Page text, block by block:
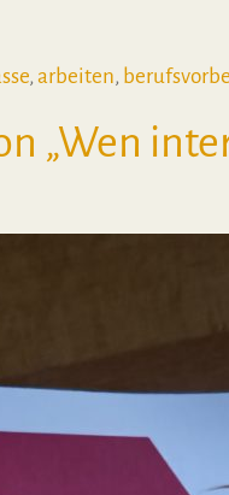
, arbeiten,
„Wen